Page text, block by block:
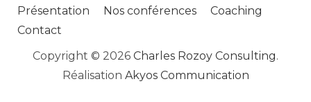
Présentation Nos conférences
Coaching
Contact
Copyright © 2026 Charles Rozoy Consulting.
Réalisation Akyos Communication